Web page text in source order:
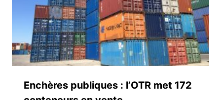
Enchères publiques : l’OTR met 172